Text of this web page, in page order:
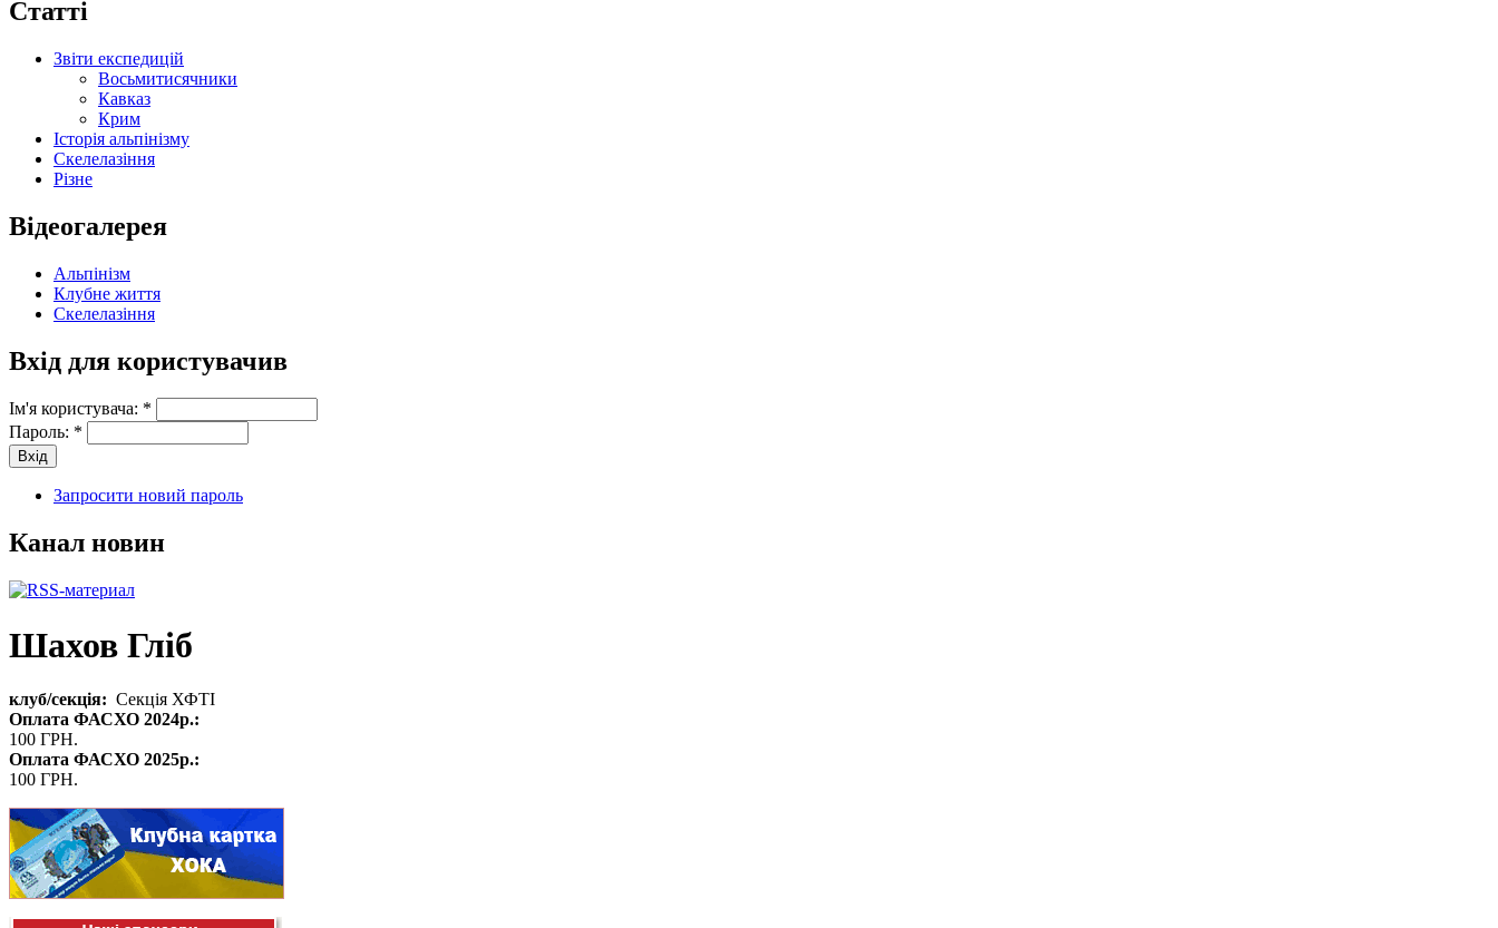
Статті
Звіти експедицій
Восьмитисячники
Кавказ
Крим
Історія альпінізму
Скелелазіння
Різне
Відеогалерея
Альпінізм
Клубне життя
Скелелазіння
Вхід для користувачив
Ім'я користувача: *
Пароль: *
Запросити новий пароль
Канал новин
Шахов Гліб
клуб/секція: Секція ХФТІ
Оплата ФАСХО 2024р.:
100 ГРН.
Оплата ФАСХО 2025р.:
100 ГРН.